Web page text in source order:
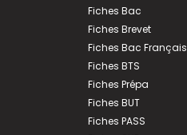
Fiches Bac
Fiches Brevet
Fiches Bac Français
Fiches BTS
Fiches Prépa
Fiches BUT
Fiches PASS